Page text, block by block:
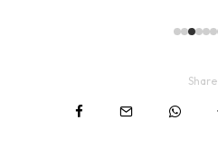
Share